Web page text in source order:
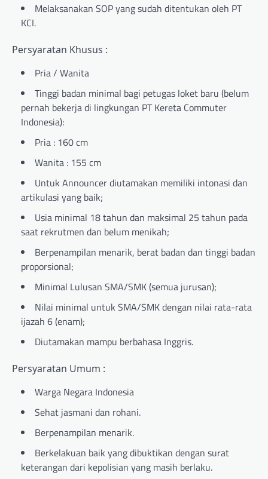
Melaksanakan SOP yang sudah ditentukan oleh PT
KCI.
Persyaratan Khusus :
Pria / Wanita
Tinggi badan minimal bagi petugas loket baru (belum
pernah bekerja di lingkungan PT Kereta Commuter
Indonesia):
Pria : 160 cm
Wanita : 155 cm
Untuk Announcer diutamakan memiliki intonasi dan
artikulasi yang baik;
Usia minimal 18 tahun dan maksimal 25 tahun pada
saat rekrutmen dan belum menikah;
Berpenampilan menarik, berat badan dan tinggi badan
proporsional;
Minimal Lulusan SMA/SMK (semua jurusan);
Nilai minimal untuk SMA/SMK dengan nilai rata-rata
ijazah 6 (enam);
Diutamakan mampu berbahasa Inggris.
Persyaratan Umum :
Warga Negara Indonesia
Sehat jasmani dan rohani.
Berpenampilan menarik.
Berkelakuan baik yang dibuktikan dengan surat
keterangan dari kepolisian yang masih berlaku.